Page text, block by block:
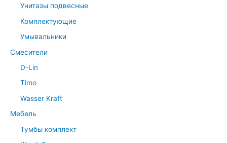
Унитазы подвесные
Комплектующие
Умывальники
Смесители
D-Lin
Timo
Wasser Kraft
Мебель
Тумбы комплект